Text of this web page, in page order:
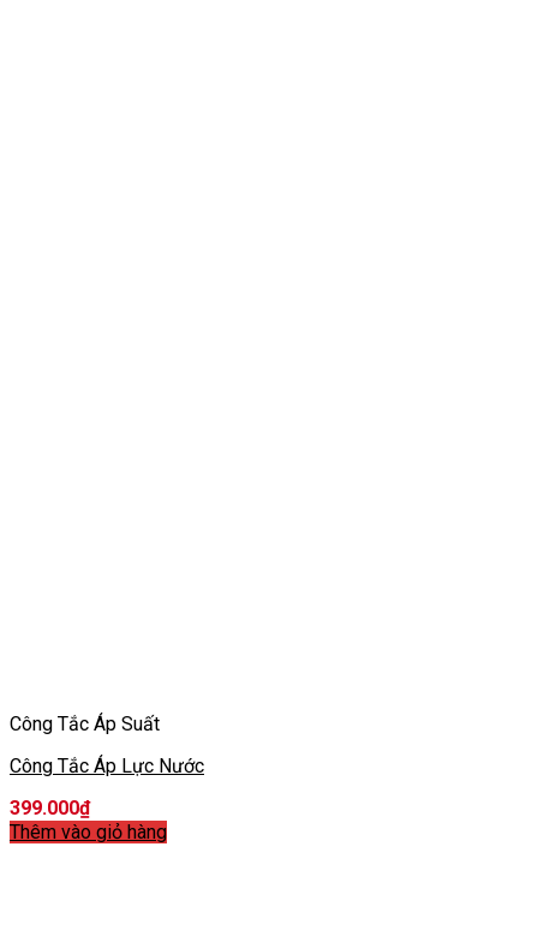
Công Tắc Áp Suất
Công Tắc Áp Lực Nước
399.000₫
Thêm vào giỏ hàng